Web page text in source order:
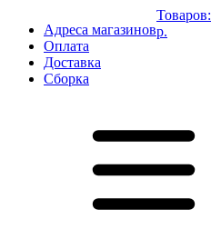
Адреса магазинов
Оплата
Доставка
Сборка
Товаров:
р.